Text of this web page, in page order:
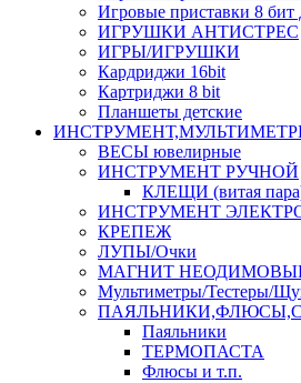
Игровые приставки 8 бит
ИГРУШКИ АНТИСТРЕС
ИГРЫ/ИГРУШКИ
Кардриджи 16bit
Картриджи 8 bit
Планшеты детские
ВЕСЫ ювелирные
ИНСТРУМЕНТ РУЧНОЙ
КЛЕЩИ (витая
ИНСТРУМЕНТ
КРЕПЕЖ
ЛУПЫ/Очки
МАГНИТ
Мультиметры/Тестеры/
Паяльники
ТЕРМОПАСТА
Флюсы и т.п.